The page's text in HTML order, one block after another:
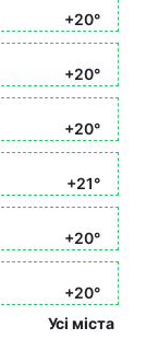
+20°
+20°
+20°
+21°
+20°
+20°
Усі міста